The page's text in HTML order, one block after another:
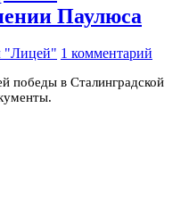
Паулюса
"Лицей" 1 комментарий
победы в Сталинградской